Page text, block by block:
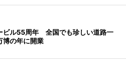
ビル55周年 全国でも珍しい道路一
博の年に開業